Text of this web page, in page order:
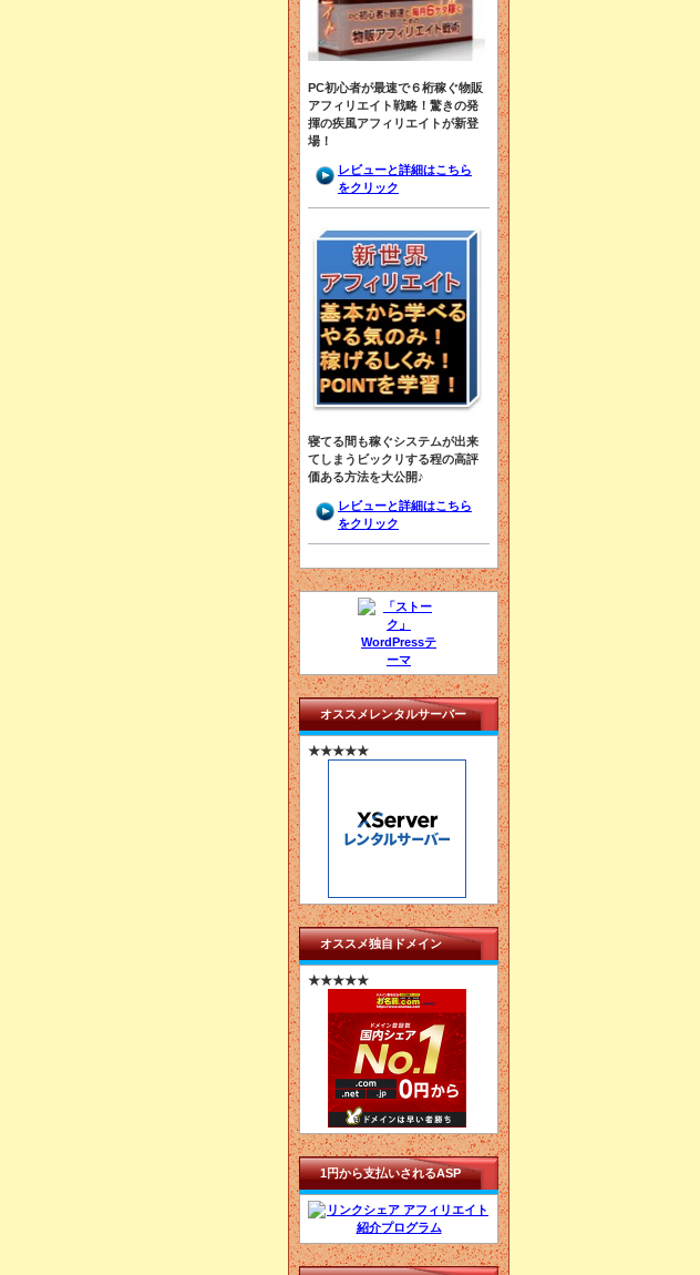
PC初心者が最速で６桁稼ぐ物販
アフィリエイト戦略！驚きの発
揮の疾風アフィリエイトが新登
場！
レビューと詳細はこちら
をクリック
寝てる間も稼ぐシステムが出来
てしまうビックリする程の高評
価ある方法を大公開♪
レビューと詳細はこちら
をクリック
オススメレンタルサーバー
★★★★★
オススメ独自ドメイン
★★★★★
1円から支払いされるASP